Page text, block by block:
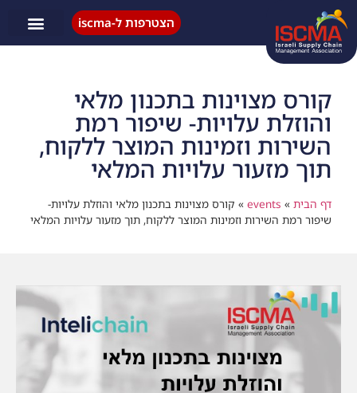
הצטרפות ל-iscma
קורס מצוינות בתכנון מלאי
והוזלת עלויות- שיפור רמת
השירות וזמינות המוצר ללקוח,
תוך מזעור עלויות המלאי
דף הבית »
events
» קורס מצוינות בתכנון מלאי והוזלת עלויות-
שיפור רמת השירות וזמינות המוצר ללקוח, תוך מזעור עלויות המלאי